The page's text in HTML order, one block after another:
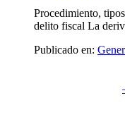
Procedimiento,
delito fiscal La
Publicado en: